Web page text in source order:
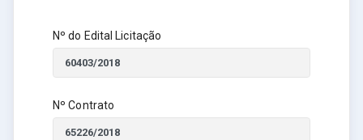
Nº do Edital Licitação
Nº Contrato